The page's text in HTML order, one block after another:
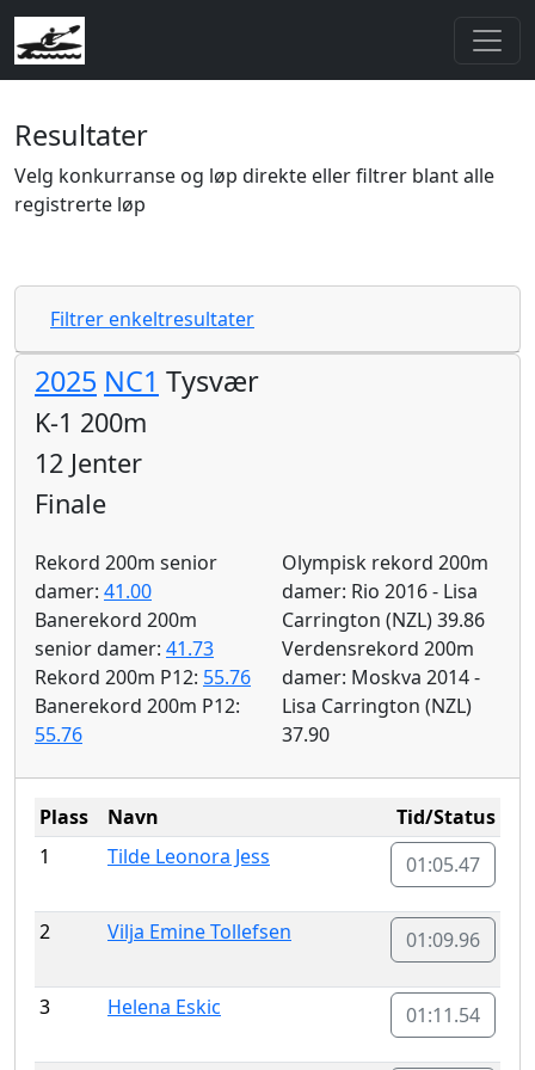
Resultater
Velg konkurranse og løp direkte eller filtrer blant alle
registrerte løp
Filtrer enkeltresultater
2025 NC1 Tysvær
K-1 200m
12 Jenter
Finale
Rekord 200m senior
damer: 41.00
Banerekord 200m
senior damer: 41.73
Rekord 200m P12: 55.76
Banerekord 200m P12:
55.76
Olympisk rekord 200m
damer: Rio 2016 - Lisa
Carrington (NZL) 39.86
Verdensrekord 200m
damer: Moskva 2014 -
Lisa Carrington (NZL)
37.90
Plass Navn
Tid/Status
1
Tilde Leonora Jess 01:05.47
2 Vilja Emine Tollefsen 01:09.96
3 Helena Eskic 01:11.54